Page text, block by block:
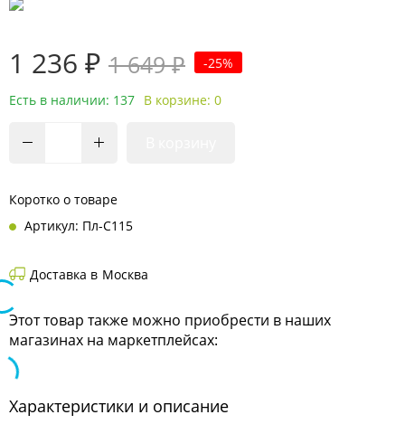
1 236 ₽ 1 649 ₽ -25%
Есть в наличии: 137 В корзине: 0
Коротко о товаре
Артикул: Пл-С115
Доставка в Москва
Этот товар также можно приобрести в наших
магазинах на маркетплейсах:
Характеристики и описание